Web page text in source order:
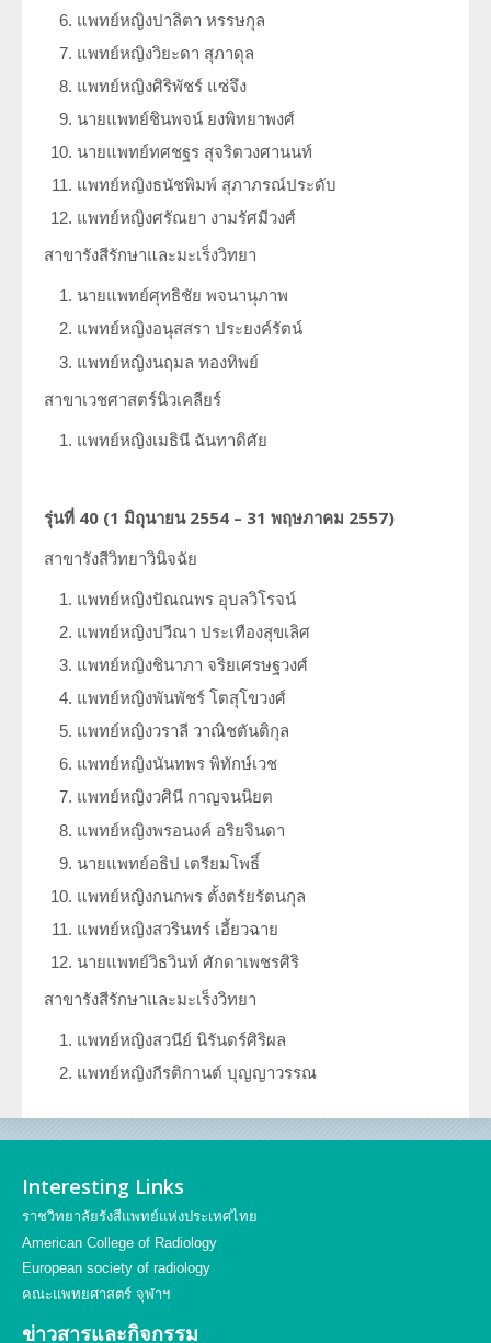
แพทย์หญิงปาลิตา หรรษกุล
แพทย์หญิงวิยะดา สุภาดุล
แพทย์หญิงศิริพัชร์ แซ่จึง
นายแพทย์ชินพจน์ ยงพิทยาพงศ์
นายแพทย์ทศชฐร สุจริตวงศานนท์
แพทย์หญิงธนัชพิมพ์ สุภาภรณ์ประดับ
แพทย์หญิงศรัณยา งามรัศมีวงศ์
สาขารังสีรักษาและมะเร็งวิทยา
นายแพทย์ศุทธิชัย พจนานุภาพ
แพทย์หญิงอนุสสรา ประยงค์รัตน์
แพทย์หญิงนฤมล ทองทิพย์
สาขาเวชศาสตร์นิวเคลียร์
แพทย์หญิงเมธินี ฉันทาดิศัย
รุ่นที่ 40 (1 มิถุนายน 2554 – 31 พฤษภาคม 2557)
สาขารังสีวิทยาวินิจฉัย
แพทย์หญิงปัณณพร อุบลวิโรจน์
แพทย์หญิงปวีณา ประเทืองสุขเลิศ
แพทย์หญิงชินาภา จริยเศรษฐวงศ์
แพทย์หญิงพันพัชร์ โตสุโขวงศ์
แพทย์หญิงวราลี วาณิชตันติกุล
แพทย์หญิงนันทพร พิทักษ์เวช
แพทย์หญิงวศินี กาญจนนิยต
แพทย์หญิงพรอนงค์ อริยจินดา
นายแพทย์อธิป เตรียมโพธิ์
แพทย์หญิงกนกพร ตั้งตรัยรัตนกุล
แพทย์หญิงสวรินทร์ เอี้ยวฉาย
นายแพทย์วิธวินท์ ศักดาเพชรศิริ
สาขารังสีรักษาและมะเร็งวิทยา
แพทย์หญิงสวนีย์ นิรันดร์ศิริผล
แพทย์หญิงกีรติกานต์ บุญญาวรรณ
Interesting Links
ราชวิทยาลัยรังสีแพทย์แห่งประเทศไทย
American College of Radiology
European society of radiology
คณะแพทยศาสตร์ จุฬาฯ
ข่าวสารและกิจกรรม